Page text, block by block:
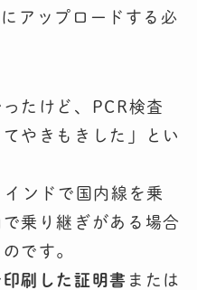
アップロードする必
たけど、PCR検査
やきもきした」とい
ンドで国内線を乗
乗り継ぎがある場合
です。
印刷した証明書 または